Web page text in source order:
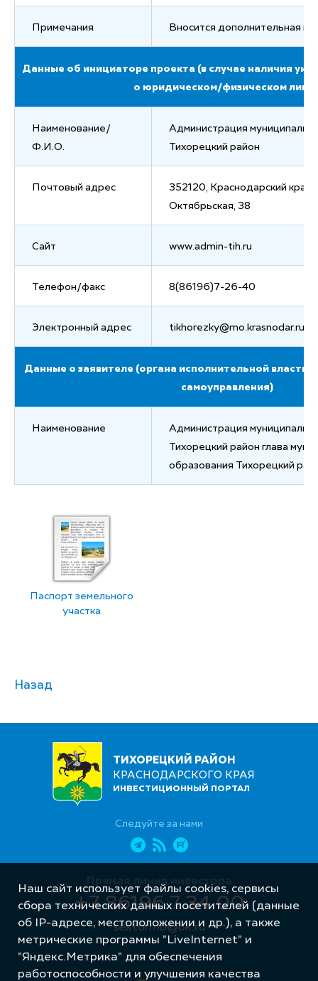
Примечания Вносится дополнительная
Данные об инициаторе проекта (в случае наличия
о юридическом/физическом
Наименование/
Ф.И.О.
Администрация
Тихорецкий район
Почтовый адрес
352120, Краснодарский край,
Октябрьская, 38
Сайт www.admin-tih.ru
Телефон/факс 8(86196)7-26-40
Электронный адрес tikhorezky@mo.krasnodar.ru
Данные о заявителе (органа исполнительной власти
самоуправления)
Наименование
Администрация
Тихорецкий район глава
образования Тихорецкий
Паспорт земельного
участка
Назад
ТИХОРЕЦКИЙ РАЙОН
КРАСНОДАРСКОГО КРАЯ
ИНВЕСТИЦИОННЫЙ ПОРТАЛ
Следуйте за нами
Прямая линия инвестора
+7 86196 7 34 00
sektormb@bk.ru
Наш сайт использует файлы cookies, сервисы
сбора технических данных посетителей (данные
об IP-адресе, местоположении и др.), а также
метрические программы "LiveInternet" и
"Яндекс.Метрика" для обеспечения
работоспособности и улучшения качества